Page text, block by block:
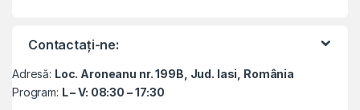
Contactați-ne:
Adresă: Loc. Aroneanu nr. 199B, Jud. Iasi, România
Program: L – V: 08:30 – 17:30